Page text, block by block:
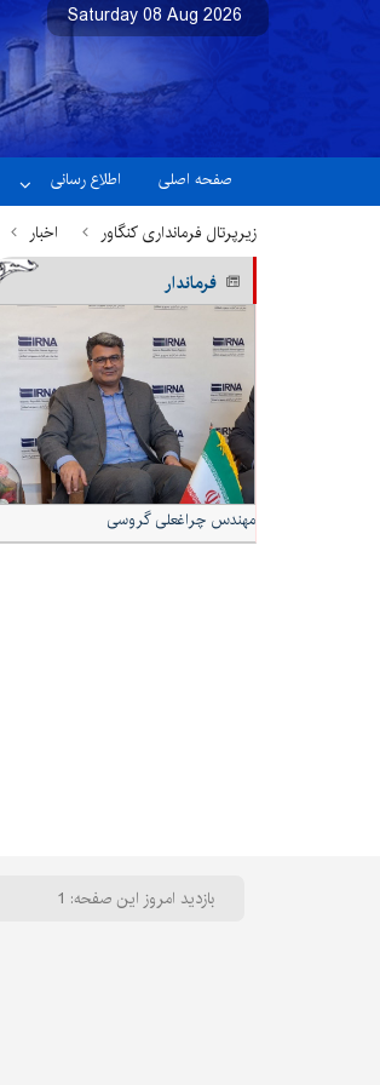
Saturday 08 Aug 2026
نسخه آزمایشی
صفحه اصلی اطلاع رسانی
زیرپرتال فرمانداری کنگاور
اخبار
فرماندار
مهندس چراغعلی گروسی
بازدید امروز این صفحه: 1